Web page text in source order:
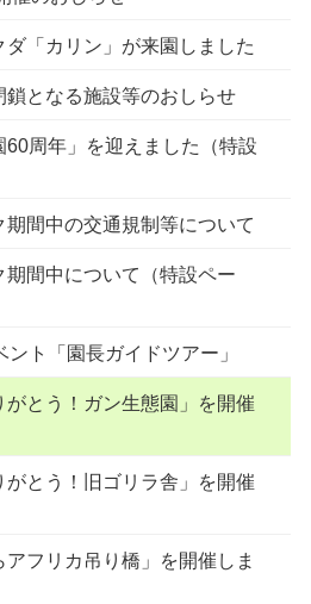
「カリン」が来園しました
鎖となる施設等のおしらせ
60周年」を迎えました（特設
期間中の交通規制等について
期間中について（特設ペー
ト「園長ガイドツアー」
とう！ガン生態園」を開催
とう！旧ゴリラ舎」を開催
フリカ吊り橋」を開催しま